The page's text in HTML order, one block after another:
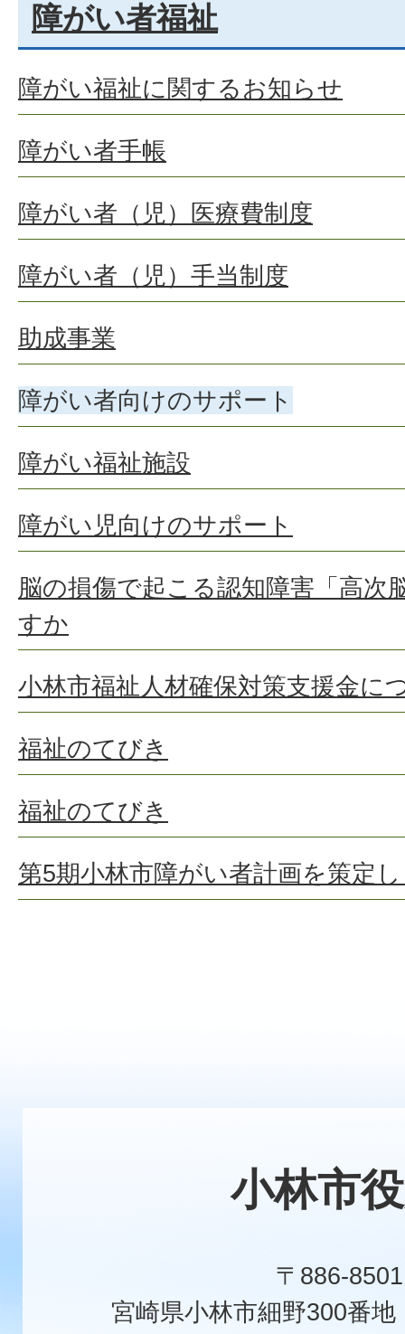
障がい者福祉
障がい福祉に関するお知らせ
障がい者手帳
障がい者（児）医療費制度
障がい者（児）手当制度
助成事業
障がい者向けのサポート
障がい福祉施設
障がい児向けのサポート
脳の損傷で起こる認知障害「高次
すか
小林市福祉人材確保対策支援金に
福祉のてびき
福祉のてびき
第5期小林市障がい者計画を策定
小林市
〒886-8501
宮崎県小林市細野300番